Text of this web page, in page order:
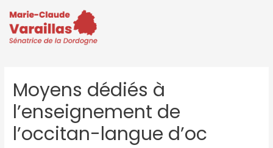
Moyens dédiés à
l’enseignement de
l’occitan-langue d’oc